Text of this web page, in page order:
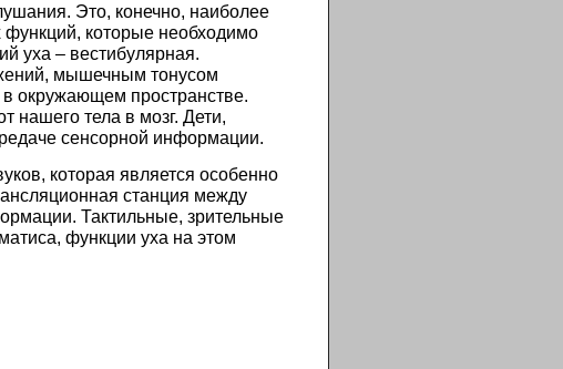
Это, конечно, наиболее
которые необходимо
уха – вестибулярная.
мышечным тонусом
окружающем пространстве.
нашего тела в мозг. Дети,
сенсорной информации.
которая является особенно
станция между
Тактильные, зрительные
функции уха на этом